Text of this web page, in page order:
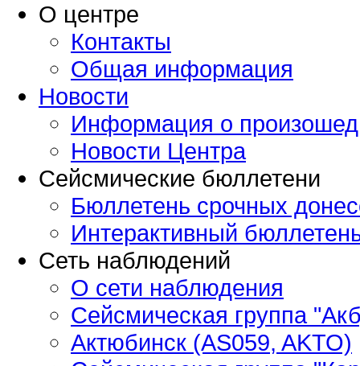
O центре
Контакты
Общая информация
Новости
Информация о
Новости Центра
Сейсмические бюллетени
Бюллетень срочных
Интерактивный
Сеть наблюдений
О сети наблюдения
Сейсмическая группа
Актюбинск (AS059, AKTO)